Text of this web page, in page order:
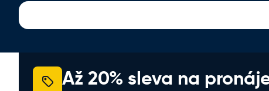
Až 20% sleva na